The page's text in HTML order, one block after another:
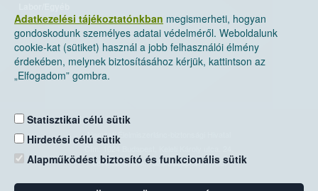
Adatkezelési tájékoztatónkban megismerheti, hogyan
gondoskodunk személyes adatai védelméről. Weboldalunk
cookie-kat (sütiket) használ a jobb felhasználói élmény
érdekében, melynek biztosításához kérjük, kattintson az
„Elfogadom” gombra.
Statisztikai célú sütik
Hirdetési célú sütik
Alapműködést biztosító és funkcionális sütik
Nemzeti Élelmiszerlánc-biztonsági Hivatal
Levelezési cím: 1525 Budapest. Pf. 30.